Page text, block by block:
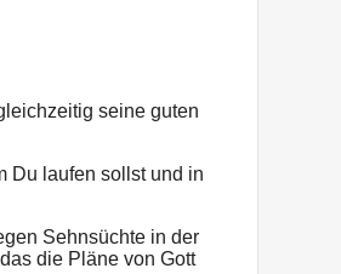
seine guten
Du laufen sollst und in
Sehnsüchte in der
die Pläne von Gott